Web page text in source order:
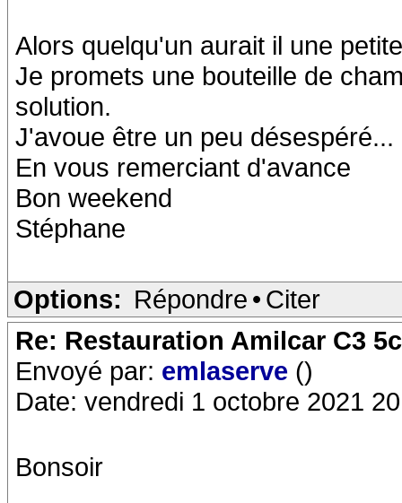
Alors quelqu'un aurait il une
Je promets une bouteille de
solution.
J'avoue être un peu désespéré...
En vous remerciant d'avance
Bon weekend
Stéphane
Options: Répondre • Citer
Re: Restauration Amilcar C3
Envoyé par: emlaserve ()
Date: vendredi 1 octobre 2021
Bonsoir